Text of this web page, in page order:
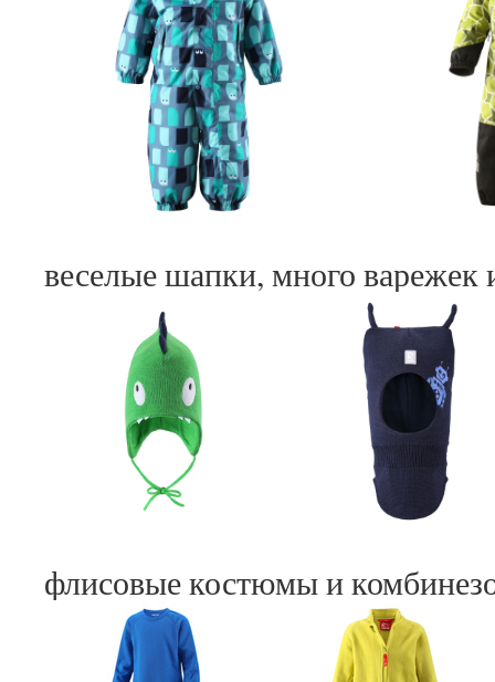
веселые шапки, много
флисовые костюмы и